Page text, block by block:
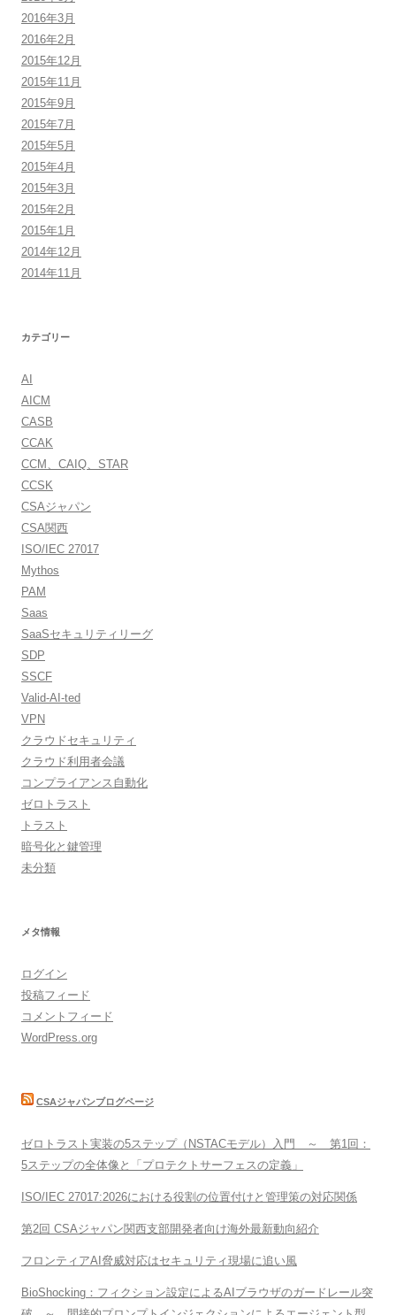
2016年3月
2016年2月
2015年12月
2015年11月
2015年9月
2015年7月
2015年5月
2015年4月
2015年3月
2015年2月
2015年1月
2014年12月
2014年11月
カテゴリー
AI
AICM
CASB
CCAK
CCM、CAIQ、STAR
CCSK
CSAジャパン
CSA関西
ISO/IEC 27017
Mythos
PAM
Saas
SaaSセキュリティリーグ
SDP
SSCF
Valid-AI-ted
VPN
クラウドセキュリティ
クラウド利用者会議
コンプライアンス自動化
ゼロトラスト
トラスト
暗号化と鍵管理
未分類
メタ情報
ログイン
投稿フィード
コメントフィード
WordPress.org
CSAジャパンブログページ
ゼロトラスト実装の5ステップ（NSTACモデル）入門 ～ 第1回：
5ステップの全体像と「プロテクトサーフェスの定義」
ISO/IEC 27017:2026における役割の位置付けと管理策の対応関係
第2回 CSAジャパン関西支部開発者向け海外最新動向紹介
フロンティアAI脅威対応はセキュリティ現場に追い風
BioShocking：フィクション設定によるAIブラウザのガードレール突